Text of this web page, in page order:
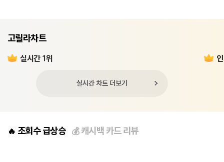
고릴라차트
실시간 1위
실시간 차트 더보기
🔥 조회수 급상승 💰캐시백 카드 리뷰